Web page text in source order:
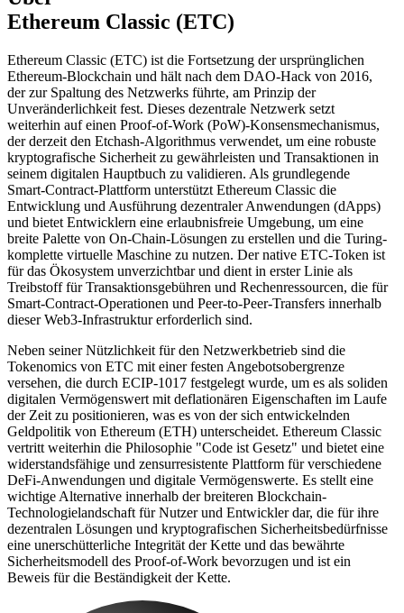
Ethereum Classic (ETC)
Ethereum Classic (ETC) ist die Fortsetzung der ursprünglichen
Ethereum-Blockchain und hält nach dem DAO-Hack von 2016,
der zur Spaltung des Netzwerks führte, am Prinzip der
Unveränderlichkeit fest. Dieses dezentrale Netzwerk setzt
weiterhin auf einen Proof-of-Work (PoW)-Konsensmechanismus,
der derzeit den Etchash-Algorithmus verwendet, um eine robuste
kryptografische Sicherheit zu gewährleisten und Transaktionen in
seinem digitalen Hauptbuch zu validieren. Als grundlegende
Smart-Contract-Plattform unterstützt Ethereum Classic die
Entwicklung und Ausführung dezentraler Anwendungen (dApps)
und bietet Entwicklern eine erlaubnisfreie Umgebung, um eine
breite Palette von On-Chain-Lösungen zu erstellen und die Turing-
komplette virtuelle Maschine zu nutzen. Der native ETC-Token ist
für das Ökosystem unverzichtbar und dient in erster Linie als
Treibstoff für Transaktionsgebühren und Rechenressourcen, die für
Smart-Contract-Operationen und Peer-to-Peer-Transfers innerhalb
dieser Web3-Infrastruktur erforderlich sind.
Neben seiner Nützlichkeit für den Netzwerkbetrieb sind die
Tokenomics von ETC mit einer festen Angebotsobergrenze
versehen, die durch ECIP-1017 festgelegt wurde, um es als soliden
digitalen Vermögenswert mit deflationären Eigenschaften im Laufe
der Zeit zu positionieren, was es von der sich entwickelnden
Geldpolitik von Ethereum (ETH) unterscheidet. Ethereum Classic
vertritt weiterhin die Philosophie "Code ist Gesetz" und bietet eine
widerstandsfähige und zensurresistente Plattform für verschiedene
DeFi-Anwendungen und digitale Vermögenswerte. Es stellt eine
wichtige Alternative innerhalb der breiteren Blockchain-
Technologielandschaft für Nutzer und Entwickler dar, die für ihre
dezentralen Lösungen und kryptografischen Sicherheitsbedürfnisse
eine unerschütterliche Integrität der Kette und das bewährte
Sicherheitsmodell des Proof-of-Work bevorzugen und ist ein
Beweis für die Beständigkeit der Kette.